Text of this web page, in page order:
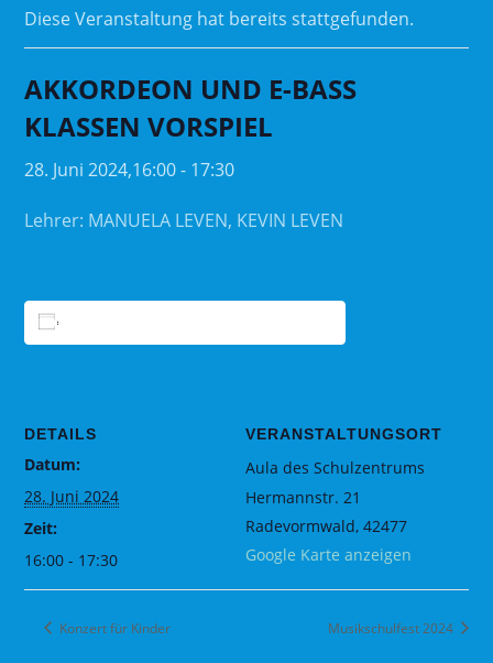
Diese Veranstaltung hat bereits stattgefunden.
AKKORDEON UND E-BASS
KLASSEN VORSPIEL
28. Juni 2024,16:00- 17:30
Lehrer: MANUELA LEVEN, KEVIN LEVEN
DETAILS
Datum:
28. Juni 2024
Zeit:
16:00 - 17:30
VERANSTALTUNGSORT
Aula des Schulzentrums
Hermannstr. 21
Radevormwald, 42477
Google Karte anzeigen
Konzert für Kinder Musikschulfest 2024